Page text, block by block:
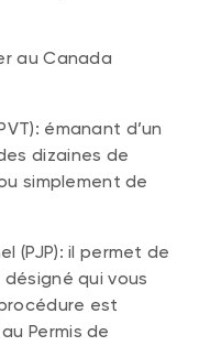
au Canada
émanant d’un
dizaines de
simplement de
(PJP): il permet de
qui vous
est
Permis de